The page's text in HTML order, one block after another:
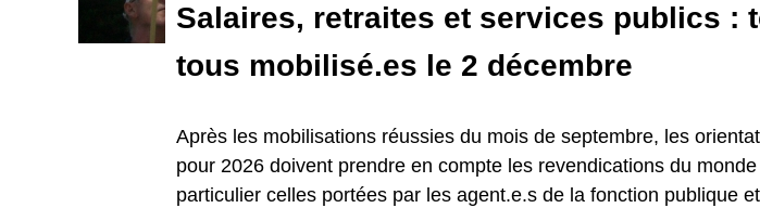
Salaires, retraites et services publics :
tous mobilisé.es le 2 décembre
Après les mobilisations réussies du mois de septembre, les
pour 2026 doivent prendre en compte les revendications du
particulier celles portées par les agent.e.s de la fonction publique